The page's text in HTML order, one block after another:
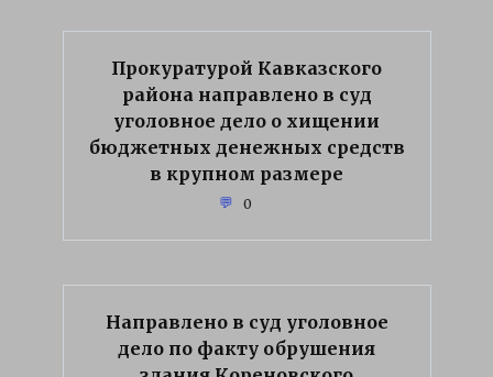
Прокуратурой Кавказского
района направлено в суд
уголовное дело о хищении
бюджетных денежных средств
в крупном размере
0
Направлено в суд уголовное
дело по факту обрушения